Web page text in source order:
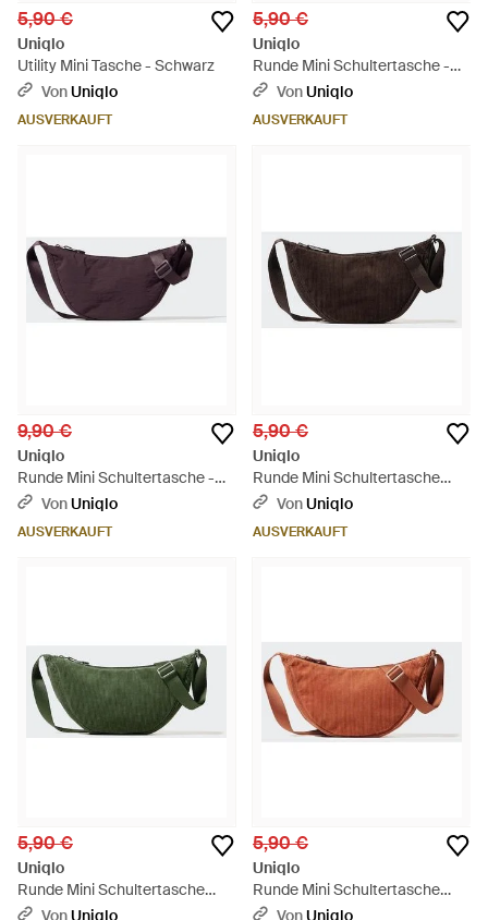
5,90 €
Uniqlo
Utility Mini Tasche - Schwarz
VonUniqlo
AUSVERKAUFT
5,90 €
Uniqlo
Runde Mini Schultertasche -
GrünVonUniqlo
AUSVERKAUFT
9,90 €
Uniqlo
Runde Mini Schultertasche -
Mehrfarbig
VonUniqlo
AUSVERKAUFT
5,90 €
Uniqlo
Runde Mini Schultertasche
(Cord) - Mehrfarbig
VonUniqlo
AUSVERKAUFT
5,90 €
Uniqlo
Runde Mini Schultertasche
(Cord) - Grün
VonUniqlo
5,90 €
Uniqlo
Runde Mini Schultertasche
(Cord) - Weiß
VonUniqlo